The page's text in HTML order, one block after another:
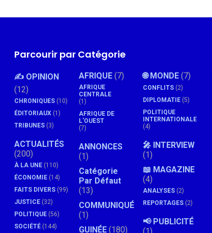
Parcourir par Catégorie
✍️ OPINION
(12)
CHRONIQUES (10)
ÉDITORIAUX (1)
TRIBUNES (3)
ACTUALITÉS
(200)
À LA UNE (110)
ÉCONOMIE (14)
FAITS DIVERS (99)
JUSTICE (32)
POLITIQUE (56)
SOCIÉTÉ (144)
AFRIQUE(7)
AFRIQUE
CENTRALE
(1)
AFRIQUE DE
L'OUEST
(7)
ANNONCES
(1)
Catégorie
Par Défaut
(13)
COMMUNIQUÉ
(1)
GUINÉE(180)
🌐 MONDE (7)
CONFLITS (2)
DIPLOMATIE (5)
POLITIQUE
INTERNATIONALE
(4)
🎤 INTERVIEW
(1)
📖 MAGAZINE
(4)
ANALYSES (2)
REPORTAGES (2)
📢 PUBLICITÉ
(1)